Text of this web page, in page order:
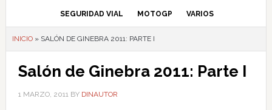
SEGURIDAD VIAL MOTOGP VARIOS
INICIO» SALÓN DE GINEBRA 2011: PARTE I
Salón de Ginebra 2011: Parte I
1 MARZO, 2011BY DINAUTOR